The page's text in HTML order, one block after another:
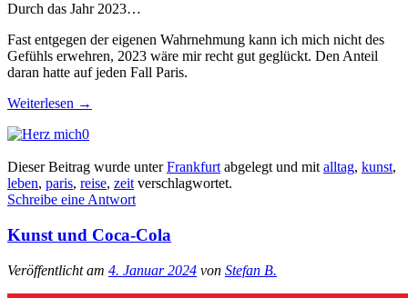
Durch das Jahr 2023…
Fast entgegen der eigenen Wahrnehmung kann ich mich nicht des
Gefühls erwehren, 2023 wäre mir recht gut geglückt. Den Anteil
daran hatte auf jeden Fall Paris.
Weiterlesen →
0
Dieser Beitrag wurde unterFrankfurt abgelegt und mit alltag, kunst,
leben, paris, reise, zeit verschlagwortet.
Schreibe eine Antwort
Kunst und Coca-Cola
Veröffentlicht am 4. Januar 2024 von Stefan B.